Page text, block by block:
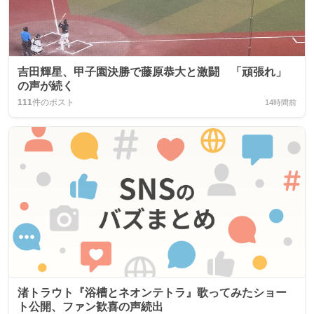
吉田輝星、甲子園決勝で藤原恭大と激闘 「頑張れ」
の声が続く
111件のポスト 14時間前
渚トラウト『浴槽とネオンテトラ』歌ってみたショー
ト公開、ファン歓喜の声続出